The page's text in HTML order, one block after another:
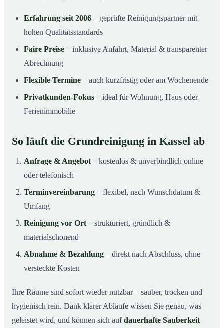
Erfahrung seit 2006 – geprüfte Reinigungspartner mit
hohen Qualitätsstandards
Faire Preise – inklusive Anfahrt, Material & transparenter
Abrechnung
Flexible Termine – auch kurzfristig oder am Wochenende
Privatkunden-Fokus – ideal für Wohnung, Haus oder
Ferienimmobilie
So läuft die Grundreinigung in Kassel ab
Anfrage & Angebot – kostenlos & unverbindlich online
oder telefonisch
Terminvereinbarung – flexibel, nach Wunschdatum &
Umfang
Reinigung vor Ort – strukturiert, gründlich &
materialschonend
Abnahme & Bezahlung – direkt nach Abschluss, ohne
versteckte Kosten
Ihre Räume sind sofort wieder nutzbar – sauber, trocken und
hygienisch rein. Dank klarer Abläufe wissen Sie genau, was
geleistet wird, und können sich aufdauerhafte Sauberkeit